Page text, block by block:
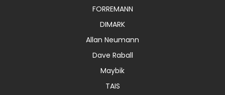
FORREMANN
DIMARK
Allan Neumann
Dave Raball
Maybik
TAIS